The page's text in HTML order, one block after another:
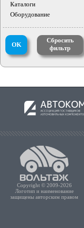
Каталоги
Оборудование
OK
Сбросить
фильтр
Copyright © 2009-2026
Логотип и наименование
защищены авторским правом